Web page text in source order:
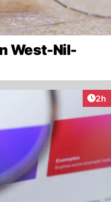
West-Nil-
2h